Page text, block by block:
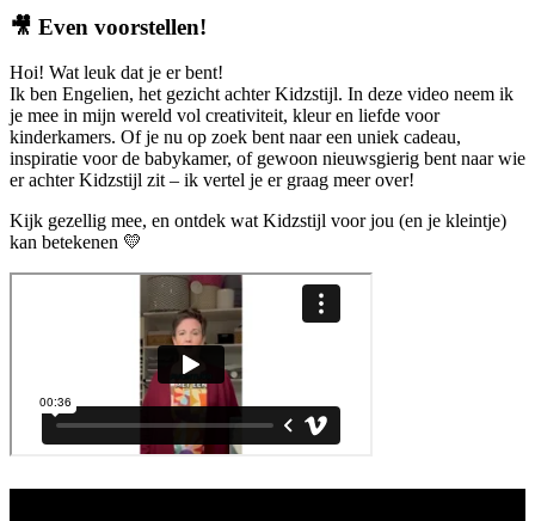
gekozen
worden
de
productpagina
🎥 Even voorstellen!
Hoi! Wat leuk dat je er bent!
Ik ben Engelien, het gezicht achter Kidzstijl. In deze video neem ik
je mee in mijn wereld vol creativiteit, kleur en liefde voor
kinderkamers. Of je nu op zoek bent naar een uniek cadeau,
inspiratie voor de babykamer, of gewoon nieuwsgierig bent naar wie
er achter Kidzstijl zit – ik vertel je er graag meer over!
Kijk gezellig mee, en ontdek wat Kidzstijl voor jou (en je kleintje)
kan betekenen 💛